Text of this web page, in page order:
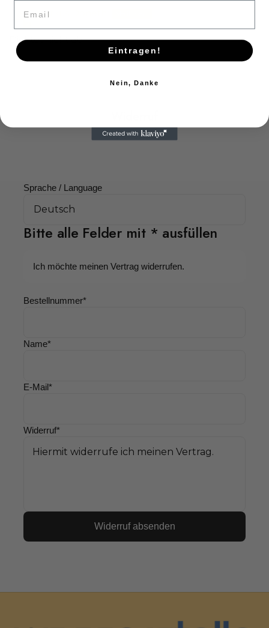
Markus Doneth
Dichtet nicht ab
Withdraw
Sprache / Language
Bitte alle Felder mit * ausfüllen
Ich möchte meinen Vertrag widerrufen.
Bestellnummer*
Name*
E-Mail*
Widerruf*
Widerruf absenden
Eintragen!
Nein, Danke